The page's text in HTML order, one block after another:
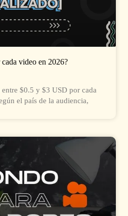
video en 2026?
$0.5 y $3 USD por cada
el país de la audiencia,